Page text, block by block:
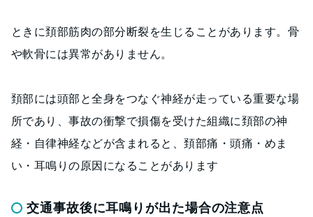
ときに頚部筋肉の部分断裂を生じることがあります。骨
や軟骨には異常がありません。
頚部には頭部と全身をつなぐ神経が走っている重要な場
所であり、事故の衝撃で損傷を受けた組織に頚部の神
経・自律神経などが含まれると、頚部痛・頭痛・めま
い・耳鳴りの原因になることがあります
交通事故後に耳鳴りが出た場合の注意点